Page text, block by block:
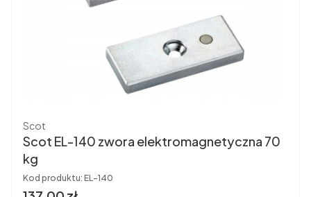
Producent
Scot
Scot EL-140 zwora elektromagnetyczna 70
kg
Kod produktu: EL-140